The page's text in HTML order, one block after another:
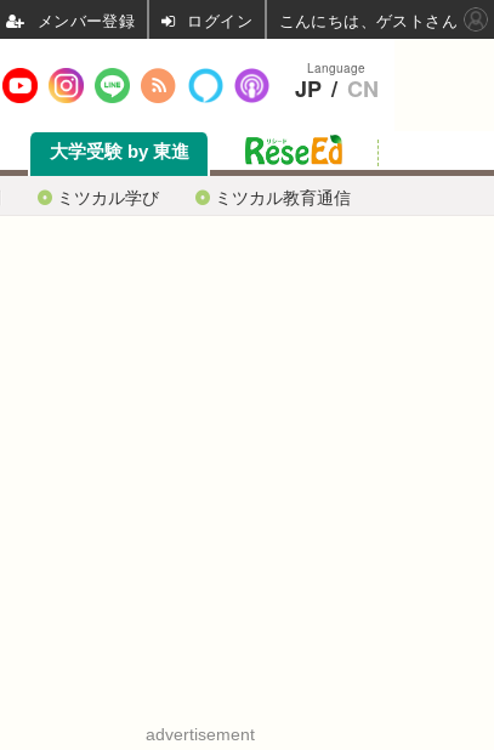
ミツカル学び ミツカル教育通信
大学受験 by 東進
advertisement
Language
JP / CN
ログイン こんにちは、ゲストさん